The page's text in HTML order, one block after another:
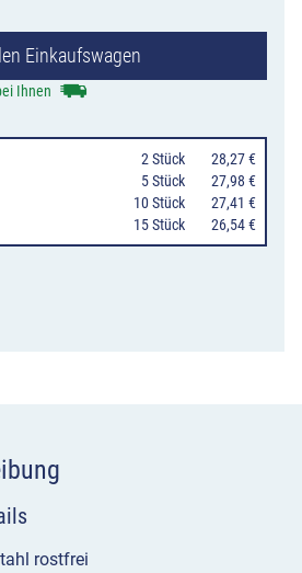
2
von
Aschern
&
Abfallbehältern
Einkaufswagen
Ihnen
2 Stück
28,27 €
5 Stück
27,98 €
10 Stück
27,41 €
15 Stück
26,54 €
rostfrei